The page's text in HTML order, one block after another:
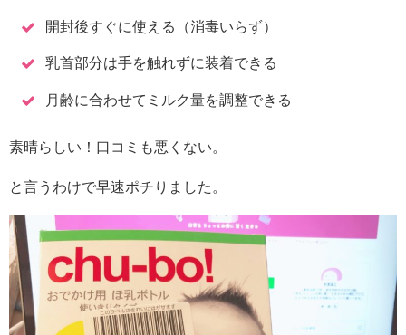
開封後すぐに使える（消毒いらず）
乳首部分は手を触れずに装着できる
月齢に合わせてミルク量を調整できる
素晴らしい！口コミも悪くない。
と言うわけで早速ポチりました。